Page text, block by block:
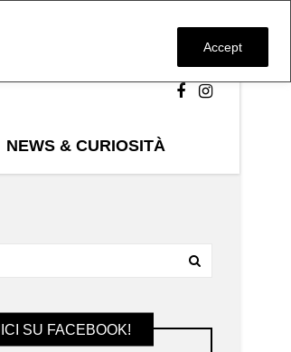
Accept
NEWS & CURIOSITÀ
SU FACEBOOK!